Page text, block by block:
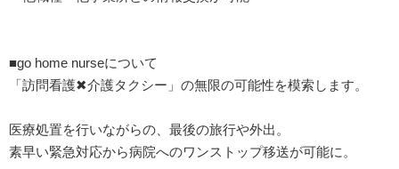
■go home nurseについて
「訪問看護✖︎介護タクシー」の無限の可能性を模索します。
医療処置を行いながらの、最後の旅行や外出。
素早い緊急対応から病院へのワンストップ移送が可能に。